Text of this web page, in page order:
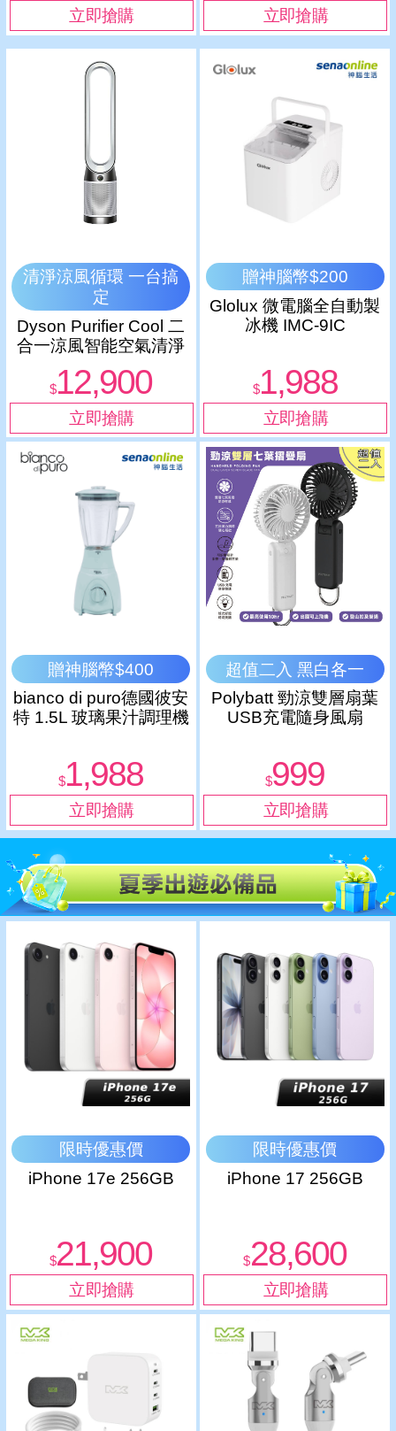
清淨涼風循環 一台搞
定
Dyson Purifier Cool 二
合一涼風智能空氣清淨
$12,900
贈神腦幣$200
Glolux 微電腦全自動製
冰機 IMC-9IC
$1,988
贈神腦幣$400
bianco di puro德國彼安
特 1.5L 玻璃果汁調理機
$1,988
超值二入 黑白各一
Polybatt 勁涼雙層扇葉
USB充電隨身風扇
$999
限時優惠價
iPhone 17e 256GB
$21,900
限時優惠價
iPhone 17 256GB
$28,600